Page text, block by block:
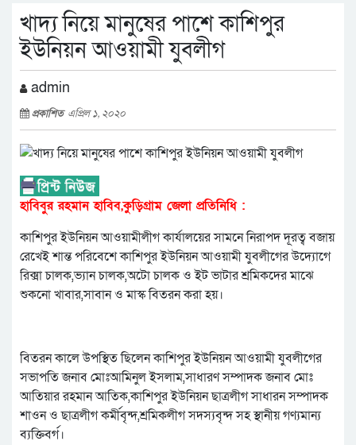
খাদ্য নিয়ে মানুষের পাশে কাশিপুর
ইউনিয়ন আওয়ামী যুবলীগ
admin
প্রকাশিত এপ্রিল ১, ২০২০
হাবিবুর রহমান হাবিব,কুড়িগ্রাম জেলা প্রতিনিধি :
কাশিপুর ইউনিয়ন আওয়ামীলীগ কার্যালয়ের সামনে নিরাপদ দূরত্ব বজায়
রেখেই শান্ত পরিবেশে কাশিপুর ইউনিয়ন আওয়ামী যুবলীগের উদ্যোগে
রিক্সা চালক,ভ্যান চালক,অটো চালক ও ইট ভাটার শ্রমিকদের মাঝে
শুকনো খাবার,সাবান ও মাস্ক বিতরন করা হয়।
বিতরন কালে উপস্থিত ছিলেন কাশিপুর ইউনিয়ন আওয়ামী যুবলীগের
সভাপতি জনাব মোঃআমিনুল ইসলাম,সাধারণ সম্পাদক জনাব মোঃ
আতিয়ার রহমান আতিক,কাশিপুর ইউনিয়ন ছাত্রলীগ সাধারন সম্পাদক
শাওন ও ছাত্রলীগ কর্মীবৃন্দ,শ্রমিকলীগ সদস্যবৃন্দ সহ স্থানীয় গণ্যমান্য
ব্যক্তিবর্গ।